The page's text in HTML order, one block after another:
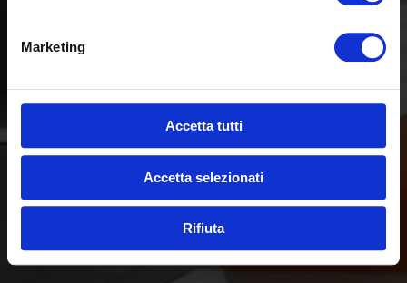
Marketing
Accetta tutti
Accetta selezionati
Rifiuta